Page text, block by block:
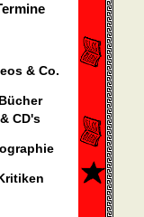
& Co.
Bücher
& CD's